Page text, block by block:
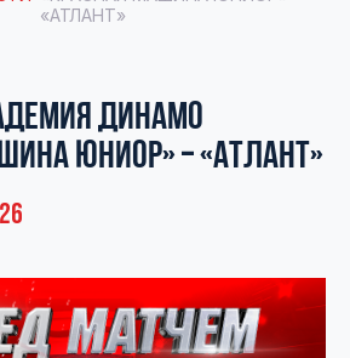
«АТЛАНТ»
ДИНАМО
ЮНИОР» – «АТЛАНТ»